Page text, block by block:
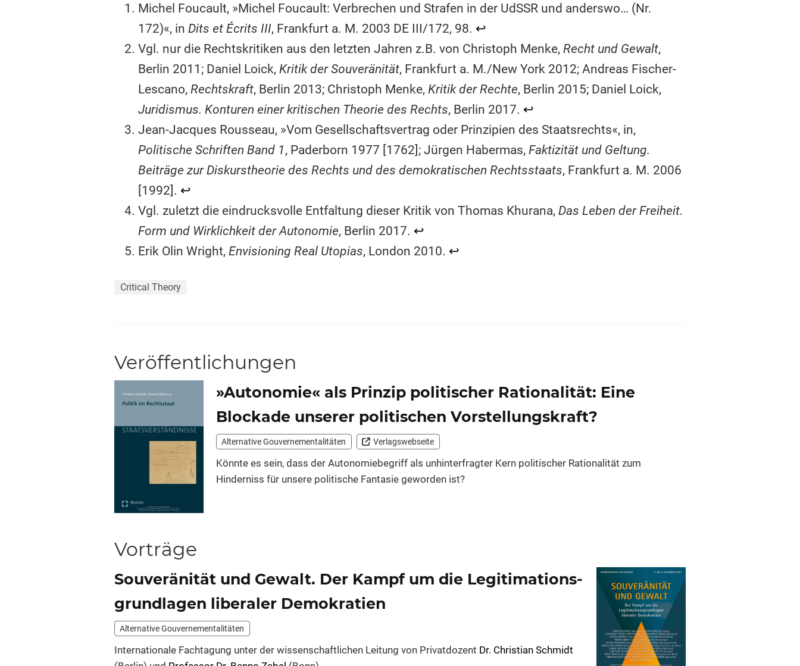
Michel Foucault, »Michel Foucault: Verbrechen und Strafen in der UdSSR und anderswo… (Nr.
172)«, in Dits et Écrits III, Frankfurt a. M. 2003 DE III/172, 98. ↩︎
Vgl. nur die Rechtskritiken aus den letzten Jahren z.B. von Christoph Menke, Recht und Gewalt,
Berlin 2011; Daniel Loick, Kritik der Souveränität, Frankfurt a. M./New York 2012; Andreas Fischer-
Lescano, Rechtskraft, Berlin 2013; Christoph Menke, Kritik der Rechte, Berlin 2015; Daniel Loick,
Juridismus. Konturen einer kritischen Theorie des Rechts, Berlin 2017. ↩︎
Jean-Jacques Rousseau, »Vom Gesellschaftsvertrag oder Prinzipien des Staatsrechts«, in,
Politische Schriften Band 1, Paderborn 1977 [1762]; Jürgen Habermas, Faktizität und Geltung.
Beiträge zur Diskurstheorie des Rechts und des demokratischen Rechtsstaats, Frankfurt a. M. 2006
[1992]. ↩︎
Vgl. zuletzt die eindrucksvolle Entfaltung dieser Kritik von Thomas Khurana, Das Leben der Freiheit.
Form und Wirklichkeit der Autonomie, Berlin 2017. ↩︎
Erik Olin Wright, Envisioning Real Utopias, London 2010. ↩︎
Critical Theory
Veröffentlichungen
»Autonomie« als Prinzip politischer Rationalität: Eine
Blockade unserer politischen Vorstellungskraft?
Alternative Gouverne­mentalitäten Verlagswebseite
Könnte es sein, dass der Autonomiebegriff als unhinterfragter Kern politischer Rationalität zum
Hinderniss für unsere politische Fantasie geworden ist?
Vorträge
Souveränität und Gewalt. Der Kampf um die Legiti­mations­
grundlagen liberaler Demokratien
Alternative Gouverne­mentalitäten
Internationale Fachtagung unter der wissenschaftlichen Leitung von Privatdozent Dr. Christian Schmidt